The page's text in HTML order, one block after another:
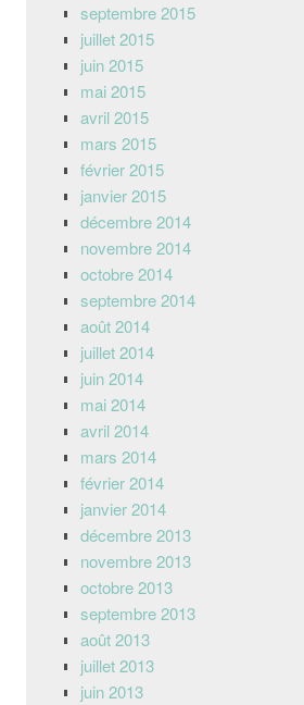
septembre 2015
juillet 2015
juin 2015
mai 2015
avril 2015
mars 2015
février 2015
janvier 2015
décembre 2014
novembre 2014
octobre 2014
septembre 2014
août 2014
juillet 2014
juin 2014
mai 2014
avril 2014
mars 2014
février 2014
janvier 2014
décembre 2013
novembre 2013
octobre 2013
septembre 2013
août 2013
juillet 2013
juin 2013